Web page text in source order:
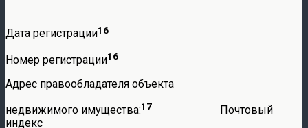
Дата регистрации16
Номер регистрации16
Адрес правообладателя объекта
недвижимого имущества:17
Почтовый
индекс